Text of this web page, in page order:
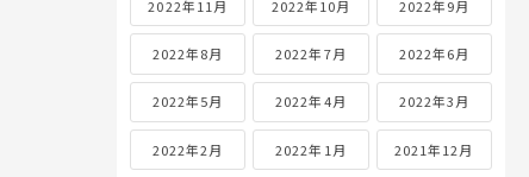
2022年11月 2022年10月 2022年9月
2022年8月 2022年7月 2022年6月
2022年5月 2022年4月 2022年3月
2022年2月 2022年1月 2021年12月